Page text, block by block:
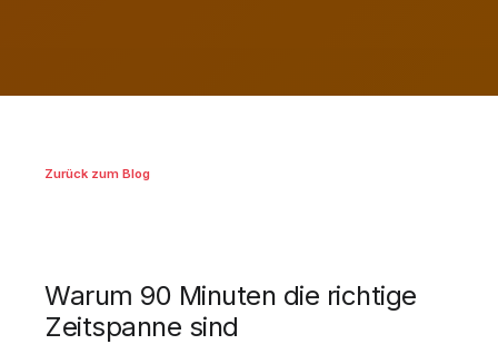
Zurück zum Blog
Warum 90 Minuten die richtige
Zeitspanne sind